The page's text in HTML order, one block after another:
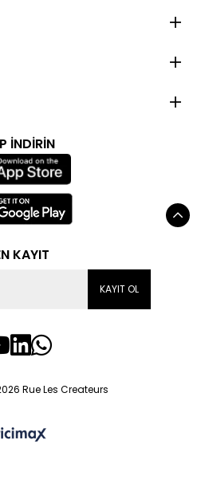
İNDİRİN
KAYIT
KAYIT OL
Rue Les Createurs